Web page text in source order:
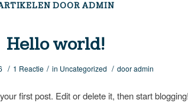
DOOR ADMIN
Hello world!
/ 1 Reactie / in Uncategorized / dooradmin
first post. Edit or delete it, then start